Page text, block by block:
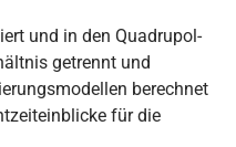
und in den Quadrupol-
getrennt und
berechnet
für die